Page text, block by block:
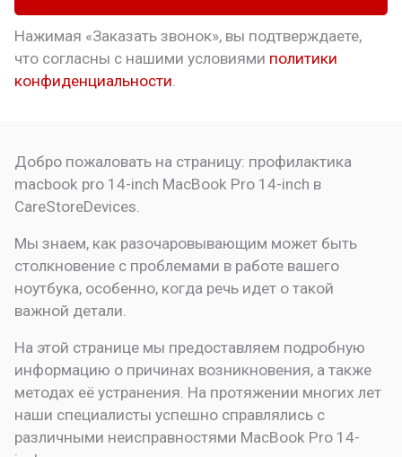
Нажимая «Заказать звонок», вы подтверждаете,
что согласны с нашими условиями политики
конфиденциальности
Добро пожаловать на страницу: профилактика
macbook pro 14-inch MacBook Pro 14-inch в
CareStoreDevices.
Мы знаем, как разочаровывающим может быть
столкновение с проблемами в работе вашего
ноутбука, особенно, когда речь идет о такой
важной детали.
На этой странице мы предоставляем подробную
информацию о причинах возникновения, а также
методах её устранения. На протяжении многих лет
наши специалисты успешно справлялись с
различными неисправностями MacBook Pro 14-